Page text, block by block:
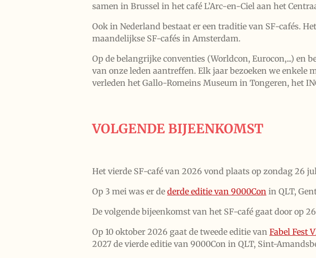
samen in Brussel in het café L’Arc-en-Ciel aan het
Ook in Nederland bestaat er een traditie van SF-cafés.
maandelijkse SF-cafés in Amsterdam.
Op de belangrijke conventies (Worldcon, Eurocon,...) en
van onze leden aantreffen. Elk jaar bezoeken we
verleden het Gallo-Romeins Museum in Tongeren, het
VOLGENDE BIJEENKOMST
Het vierde SF-café van 2026 vond plaats op zondag 26
Op 3 mei was er de derde editie van 9000Con in QLT,
De volgende bijeenkomst van het SF-café gaat door op
Op 10 oktober 2026 gaat de tweede editie van Fabel Fest
2027 de vierde editie van 9000Con in QLT, Sint-